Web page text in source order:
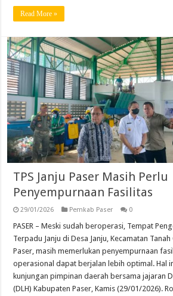
Read More »
TPS Janju Paser Masih Perlu
Penyempurnaan Fasilitas
29/01/2026 Pemkab Paser 0
PASER – Meski sudah beroperasi, Tempat
Terpadu Janju di Desa Janju, Kecamatan
Paser, masih memerlukan penyempurnaan
operasional dapat berjalan lebih optimal. Hal
kunjungan pimpinan daerah bersama jajaran
(DLH) Kabupaten Paser, Kamis (29/01/2026).